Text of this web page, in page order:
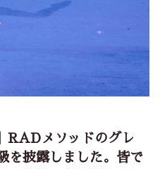
RADメソッドのグレ
を披露しました。皆で